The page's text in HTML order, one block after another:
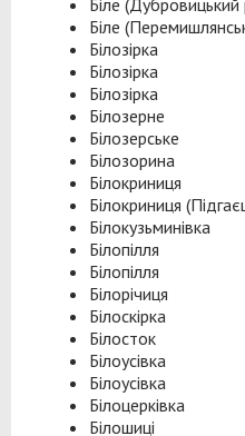
Біле (Дубровицький
Біле
Білозірка
Білозірка
Білозірка
Білозерне
Білозерське
Білозорина
Білокриниця
Білокриниця
Білокузьминівка
Білопілля
Білопілля
Білорічиця
Білоскірка
Білосток
Білоусівка
Білоусівка
Білоцерківка
Білошиці